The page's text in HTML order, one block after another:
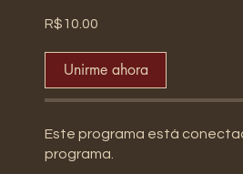
R$10.00
Unirme ahora
Este programa está
programa.